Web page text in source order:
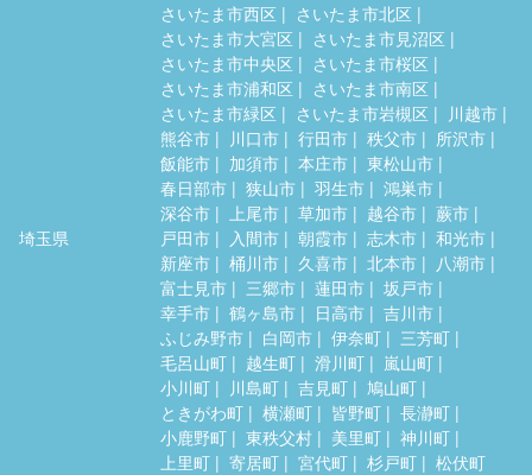
埼玉県
さいたま市西区
さいたま市北区
さいたま市大宮区
さいたま市見沼区
さいたま市中央区
さいたま市桜区
さいたま市浦和区
さいたま市南区
さいたま市緑区
さいたま市岩槻区
川越市
熊谷市
川口市 行田市 秩父市
所沢市
飯能市
加須市 本庄市
東松山市
春日部市
狭山市 羽生市
鴻巣市
深谷市
上尾市 草加市 越谷市
蕨市
戸田市
入間市 朝霞市 志木市
和光市
新座市
桶川市 久喜市 北本市
八潮市
富士見市
三郷市 蓮田市
坂戸市
幸手市
鶴ヶ島市 日高市
吉川市
ふじみ野市
白岡市 伊奈町
三芳町
毛呂山町
越生町 滑川町
嵐山町
小川町
川島町 吉見町
鳩山町
ときがわ町
横瀬町 皆野町
長瀞町
小鹿野町
東秩父村 美里町
神川町
上里町
寄居町 宮代町 杉戸町 松伏町